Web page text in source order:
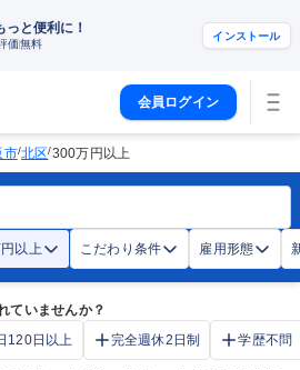
と便利に！
価無料
インストール
会員ログイン
市/北区/300万円以上
以上 こだわり条件 雇用形態
ていませんか？
120日以上 完全週休2日制 学歴不問